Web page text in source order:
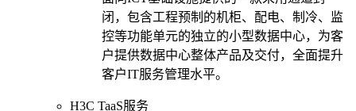
闭，包含工程预制的机柜、配电、制冷、监
控等功能单元的独立的小型数据中心，为客
户提供数据中心整体产品及交付，全面提升
客户IT服务管理水平。
H3C TaaS服务